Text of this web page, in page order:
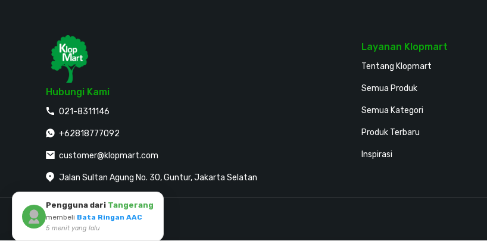
Hubungi Kami
021-8311146
+62818777092
customer@klopmart.com
Jalan Sultan Agung No. 30, Guntur, Jakarta Selatan
Layanan Klopmart
Tentang Klopmart
Semua Produk
Semua Kategori
Produk Terbaru
Inspirasi
Mitra Pembayaran
Pengguna dari Tangerang
membeli Bata Ringan AAC
5 menit yang lalu